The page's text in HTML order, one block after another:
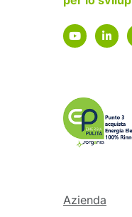
Azienda